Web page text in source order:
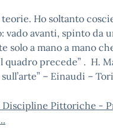
Ho soltanto
vado avanti, spinto da
solo a mano a mano
quadro precede” . H.
– Einaudi –
Discipline Pittoriche -